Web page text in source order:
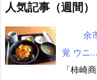
人気記事（週間）
余
覚 ウニ...
「柿崎